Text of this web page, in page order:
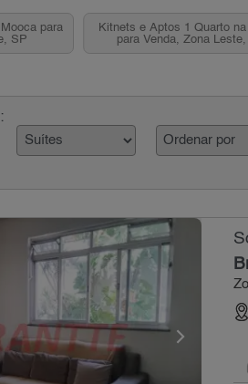
para
SP
Kitnets e Aptos 1 Quarto na
para Venda, Zona